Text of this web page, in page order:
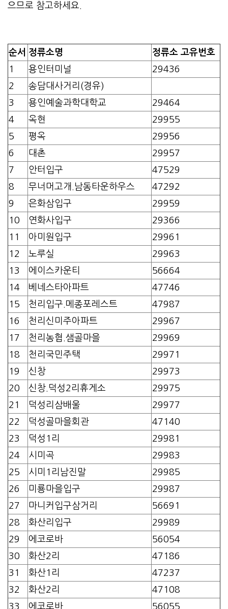
으므로 참고하세요.
순서 정류소명
정류소 고유번호
1
용인터미널
29436
2
송담대사거리(경유)
3
용인예술과학대학교
29464
4
옥현
29955
5
평옥
29956
6
대촌
29957
7
안터입구
47529
8
무너머고개.남동타운하우스
47292
9
은화삼입구
29959
10
연화사입구
29366
11
아미원입구
29961
12
노루실
29963
13
에이스카운티
56664
14
베네스타아파트
47746
15
천리입구.메종포레스트
47987
16
천리신미주아파트
29967
17
천리농협.샘골마을
29969
18
천리국민주택
29971
19
신창
29973
20
신창.덕성2리휴게소
29975
21
덕성리삼배울
29977
22
덕성골마을회관
47140
23
덕성1리
29981
24
시미곡
29983
25
시미1리남진말
29985
26
미룡마을입구
29987
27
마니커입구삼거리
56691
28
화산리입구
29989
29
에코로바
56054
30
화산2리
47186
31
화산1리
47237
32
화산2리
47108
33
에코로바 56055